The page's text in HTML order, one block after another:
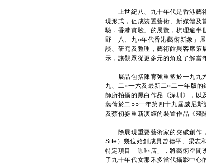
上世紀八、九十年代是香港藝術
現形式，促成裝置藝術、新媒體及
驗．香港實驗」的展覽，梳理逾半
野—八、九○年代香港藝術新象」
談、研究及整理，藝術館與客席策
示，讓觀眾從更多元的角度了解當
展品包括陳育強重塑於一九九六
九、二○一六及最新二○二一年版
師所拍攝的黑白作品《深圳》，以
藹倫於二○○一年第四十九屆威尼
及蔡仞姿重新演繹的裝置作品《殘
除展現重要藝術家的突破創作，
Site）幾位始創成員曾德平、梁志
特定項目「咖啡店」，將藝術空間
了九十年代女那禾多當代攝影中心